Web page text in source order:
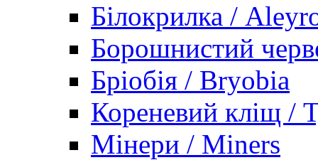
Білокрилка /
Борошнистий
Бріобія / Bryobia
Кореневий кліщ /
Мінери / Miners